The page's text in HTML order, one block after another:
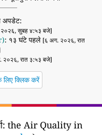
अपडेट:
सुबह ४:५३ बजे]
: १३ घंटे पहले [६ अग. २०२६, रात
२०२६, रात ३:५३ बजे]
लिए क्लिक करें
the Air Quality in